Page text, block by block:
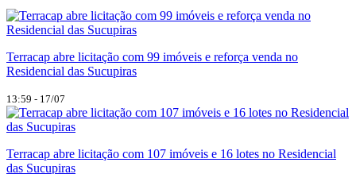
Terracap abre licitação com 99 imóveis e reforça venda no
Residencial das Sucupiras
13:59 - 17/07
Terracap abre licitação com 107 imóveis e 16 lotes no Residencial
das Sucupiras